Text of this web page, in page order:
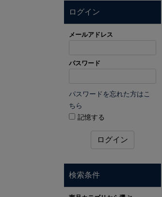
ログイン
メールアドレス
パスワード
パスワードを忘れた方はこ
ちら
記憶する
ログイン
検索条件